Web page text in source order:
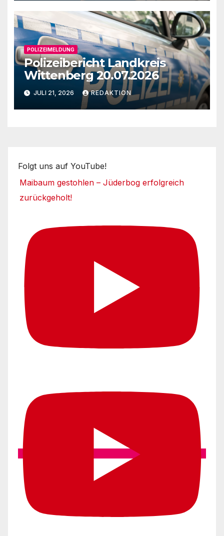
POLIZEIMELDUNG
Polizeibericht Landkreis
Wittenberg 20.07.2026
JULI 21, 2026 REDAKTION
Folgt uns auf YouTube!
Maibaum gestohlen – Jüderbog erfolgreich
zurückgeholt!